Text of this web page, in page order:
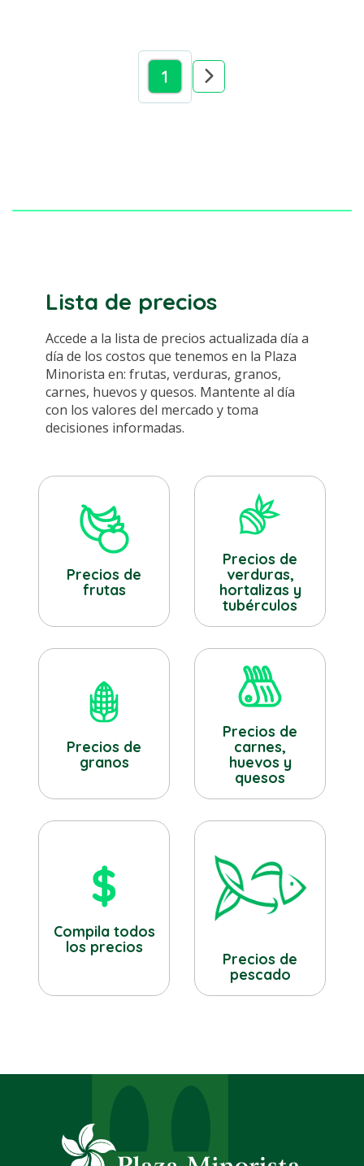
1
Lista de precios
Accede a la lista de precios actualizada día a
día de los costos que tenemos en la Plaza
Minorista en: frutas, verduras, granos,
carnes, huevos y quesos. Mantente al día
con los valores del mercado y toma
decisiones informadas.
Precios de
frutas
Precios de
verduras,
hortalizas y
tubérculos
Precios de
granos
Precios de
carnes,
huevos y
quesos
Compila todos
los precios
Precios de
pescado